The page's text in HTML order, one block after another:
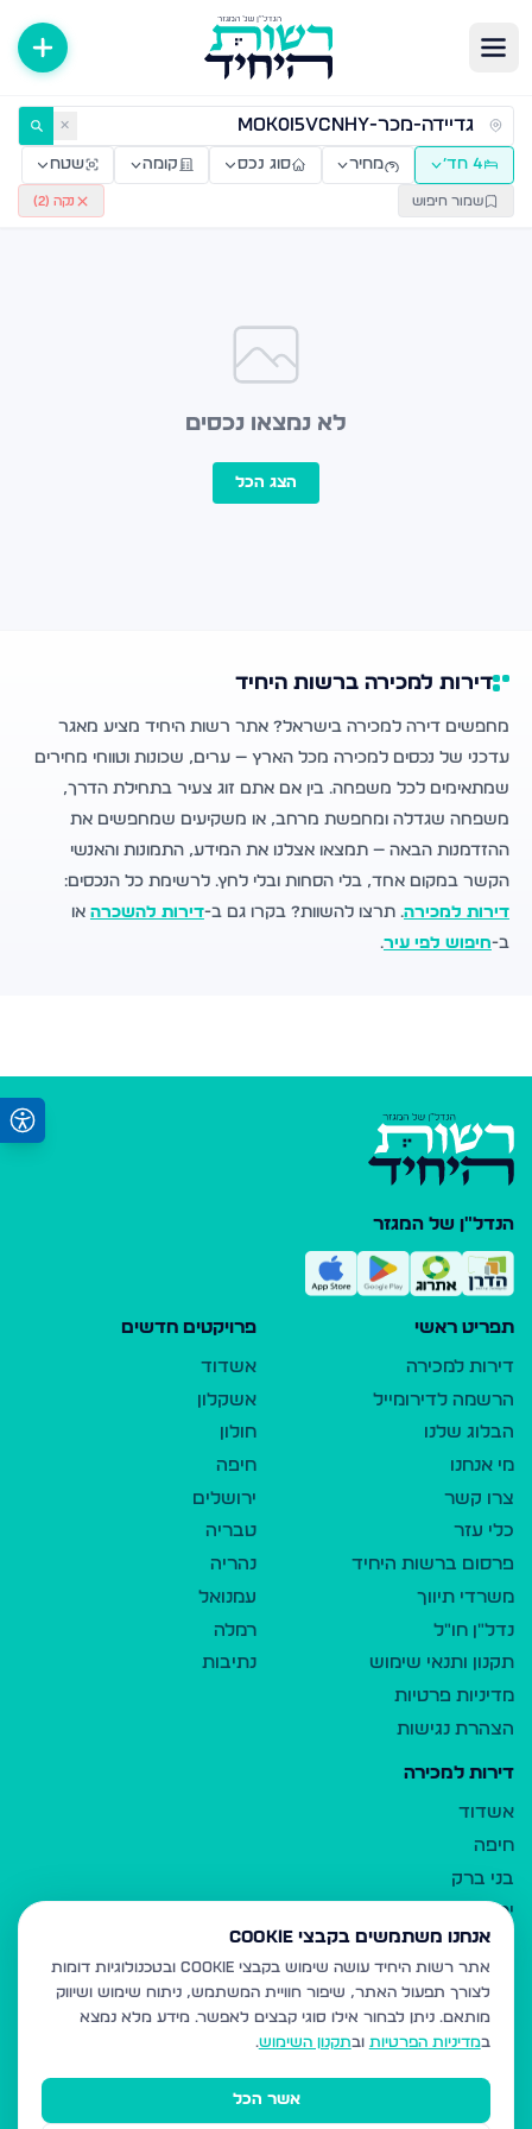
דירות למכירה ולהשכרה — רשות היחיד ✕
4 חד׳ מחיר סוג נכס קומה שטח
שמור חיפוש נקה (2
)
לא נמצאו נכסים
הצג הכל
דירות למכירה ברשות היחיד
מחפשים דירה למכירה בישראל? אתר רשות היחיד מציע מאגר
עדכני של נכסים למכירה מכל הארץ — ערים, שכונות וטווחי מחירים
שמתאימים לכל משפחה. בין אם אתם זוג צעיר בתחילת הדרך,
משפחה שגדלה ומחפשת מרחב, או משקיעים שמחפשים את
ההזדמנות הבאה — תמצאו אצלנו את המידע, התמונות והאנשי
הקשר במקום אחד, בלי הסחות ובלי לחץ. לרשימת כל הנכסים:
דירות למכירה. תרצו להשוות? בקרו גם ב-דירות להשכרה או
ב-חיפוש לפי עיר.
הנדל"ן של המגזר
תפריט ראשי
דירות למכירה
הרשמה לדירומייל
הבלוג שלנו
מי אנחנו
צרו קשר
כלי עזר
פרסום ברשות היחיד
משרדי תיווך
נדל"ן חו"ל
תקנון ותנאי שימוש
מדיניות פרטיות
הצהרת נגישות
פרויקטים חדשים
אשדוד
אשקלון
חולון
חיפה
ירושלים
טבריה
נהריה
עמנואל
רמלה
נתיבות
דירות למכירה
אשדוד
חיפה
בני ברק
ירושלים
אלעד
גבעת זאב
בית שמש
רכסים
מודיעין עילית
אנחנו משתמשים בקבצי Cookie
אתר רשות היחיד עושה שימוש בקבצי Cookie ובטכנולוגיות דומות
לצורך תפעול האתר, שיפור חוויית המשתמש, ניתוח שימוש ושיווק
מותאם. ניתן לבחור אילו סוגי קבצים לאפשר. מידע מלא נמצא
במדיניות הפרטיות ובתקנון השימוש.
אשר הכל